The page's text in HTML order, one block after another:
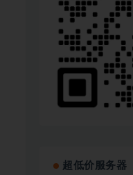
超低价服务器